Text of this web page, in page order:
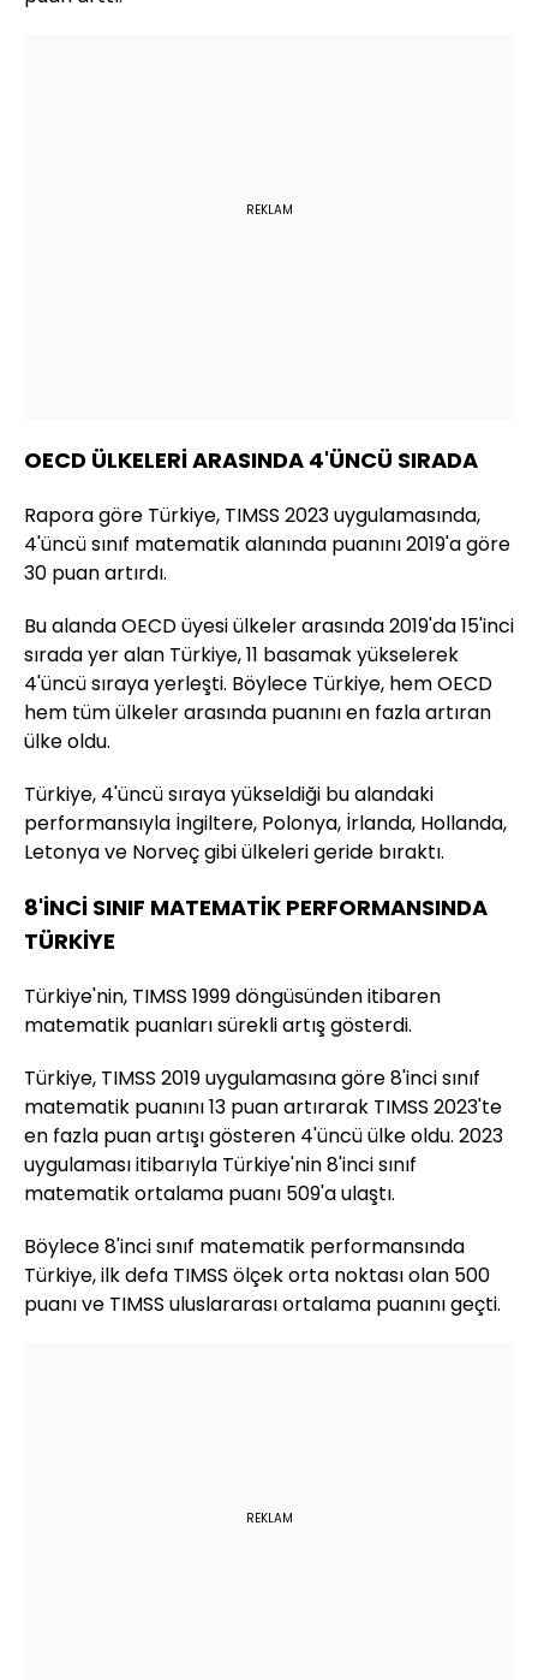
REKLAM
OECD ÜLKELERİ ARASINDA 4'ÜNCÜ SIRADA
Rapora göre Türkiye, TIMSS 2023 uygulamasında,
4'üncü sınıf matematik alanında puanını 2019'a göre
30 puan artırdı.
Bu alanda OECD üyesi ülkeler arasında 2019'da 15'inci
sırada yer alan Türkiye, 11 basamak yükselerek
4'üncü sıraya yerleşti. Böylece Türkiye, hem OECD
hem tüm ülkeler arasında puanını en fazla artıran
ülke oldu.
Türkiye, 4'üncü sıraya yükseldiği bu alandaki
performansıyla İngiltere, Polonya, İrlanda, Hollanda,
Letonya ve Norveç gibi ülkeleri geride bıraktı.
8'İNCİ SINIF MATEMATİK PERFORMANSINDA
TÜRKİYE
Türkiye'nin, TIMSS 1999 döngüsünden itibaren
matematik puanları sürekli artış gösterdi.
Türkiye, TIMSS 2019 uygulamasına göre 8'inci sınıf
matematik puanını 13 puan artırarak TIMSS 2023'te
en fazla puan artışı gösteren 4'üncü ülke oldu. 2023
uygulaması itibarıyla Türkiye'nin 8'inci sınıf
matematik ortalama puanı 509'a ulaştı.
Böylece 8'inci sınıf matematik performansında
Türkiye, ilk defa TIMSS ölçek orta noktası olan 500
puanı ve TIMSS uluslararası ortalama puanını geçti.
REKLAM